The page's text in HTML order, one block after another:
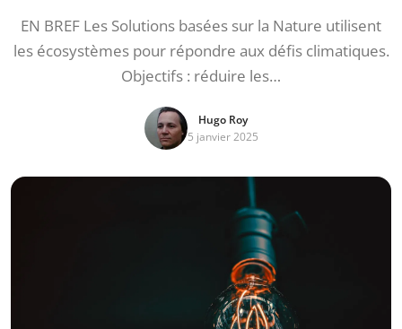
EN BREF Les Solutions basées sur la Nature utilisent
les écosystèmes pour répondre aux défis climatiques.
Objectifs : réduire les…
Hugo Roy
5 janvier 2025